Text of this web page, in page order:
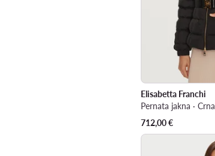
Elisabetta Franchi
Pernata jakna · Crna
712,00€